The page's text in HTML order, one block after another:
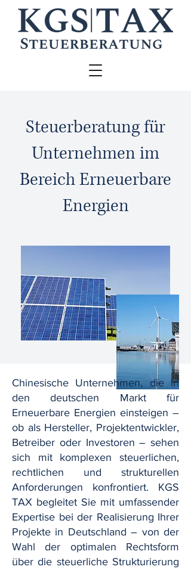
Steuerberatung für
Unternehmen im
Bereich Erneuerbare
Energien
Chinesische Unternehmen, die in
den deutschen Markt für
Erneuerbare Energien einsteigen –
ob als Hersteller, Projektentwickler,
Betreiber oder Investoren – sehen
sich mit komplexen steuerlichen,
rechtlichen und strukturellen
Anforderungen konfrontiert. KGS
TAX begleitet Sie mit umfassender
Expertise bei der Realisierung Ihrer
Projekte in Deutschland – von der
Wahl der optimalen Rechtsform
über die steuerliche Strukturierung